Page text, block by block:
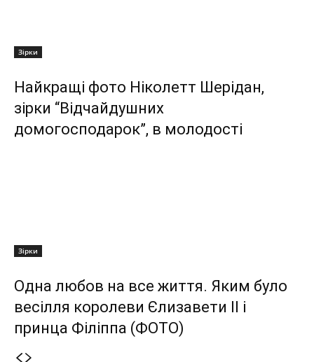
Зірки
Найкращі фото Ніколетт Шерідан,
зірки “Відчайдушних
домогосподарок”, в молодості
Зірки
Одна любов на все життя. Яким було
весілля королеви Єлизавети II і
принца Філіппа (ФОТО)